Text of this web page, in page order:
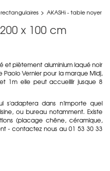
> AKASHi - table noyer
x 100 cm
et piètement aluminium laqué noir
Vernier pour la marque Midj,
1m elle peut accueillir jusque 8
s'adaptera dans n'importe quel
ou bureau notamment. Existe
(placage chêne, céramique,
- contactez nous au 01 53 30 33